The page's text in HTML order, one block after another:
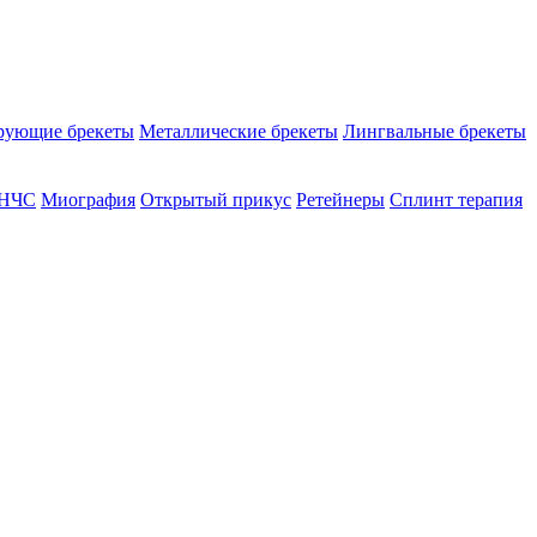
брекеты Металлические брекеты Лингвальные брекеты
Миография Открытый прикус Ретейнеры Сплинт терапия